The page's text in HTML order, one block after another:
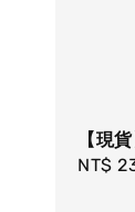
【現
NT$